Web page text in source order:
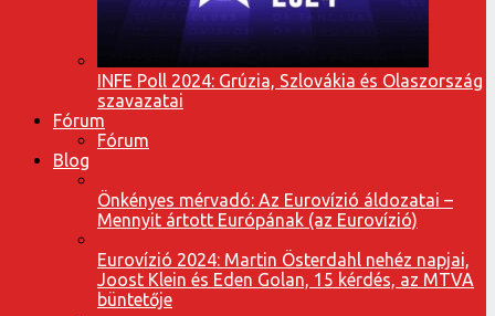
INFE Poll 2024: Grúzia, Szlovákia és Olaszország
szavazatai
Fórum
Fórum
Blog
Önkényes mérvadó: Az Eurovízió áldozatai –
Mennyit ártott Európának (az Eurovízió)
Eurovízió 2024: Martin Österdahl nehéz napjai,
Joost Klein és Eden Golan, 15 kérdés, az MTVA
büntetője